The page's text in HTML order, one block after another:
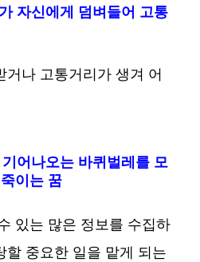
자신에게 덤벼들어 고통
거나 고통거리가 생겨 어
어나오는 바퀴벌레를 모
이는 꿈
있는 많은 정보를 수집하
할 중요한 일을 맡게 되는